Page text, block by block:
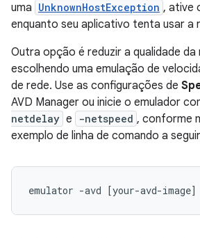
uma UnknownHostException , ative
enquanto seu aplicativo tenta usar a
Outra opção é reduzir a qualidade da
escolhendo uma emulação de
de rede. Use as configurações de
AVD Manager ou inicie o emulador
netdelay e -netspeed , conforme
exemplo de linha de comando a